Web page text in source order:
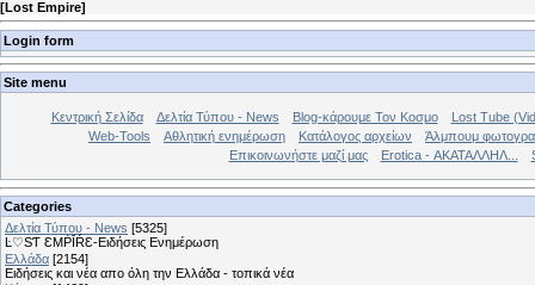
[Lost Empire]
Login form
Site menu
Κεντρική Σελίδα Δελτία Τύπου - News Blog-κάρουμε Τον Κοσμο
Lost Tube
Web-Tools
Αθλητική ενημέρωση Κατάλογος αρχείων
Άλμπουμ
Επικοινωνήστε μαζί μας
Erotica - ΑΚΑΤΑΛΛΗΛ...
Categories
Δελτία Τύπου - News [5325]
Ŀ♡SƬ ƐMṖĪŔƐ-Ειδήσεις Ενημέρωση
Ελλάδα [2154]
Ειδήσεις και νέα απο όλη την Ελλάδα - τοπικά νέα